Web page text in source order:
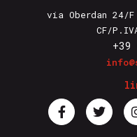
via Oberdan 24/
CF/
+39